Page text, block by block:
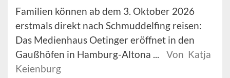
Familien können ab dem 3. Oktober 2026
erstmals direkt nach Schmuddelfing reisen:
Das Medienhaus Oetinger eröffnet in den
Gaußhöfen in Hamburg-Altona ...
Von Katja
Keienburg